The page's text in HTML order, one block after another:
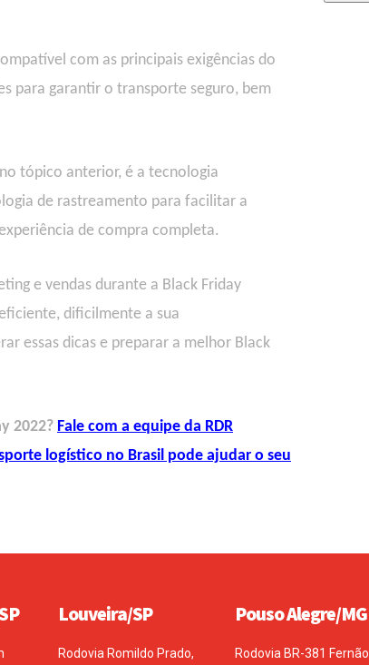
com as principais exigências do
para garantir o transporte seguro, bem
tópico anterior, é a tecnologia
de rastreamento para facilitar a
de compra completa.
e vendas durante a Black Friday
dificilmente a sua
essas dicas e preparar a melhor Black
2022? Fale com a equipe da RDR
logístico no Brasil pode ajudar o seu
Louveira/SP
Rodovia Romildo Prado,
Pouso Alegre/MG
Rodovia BR-381 Fernão